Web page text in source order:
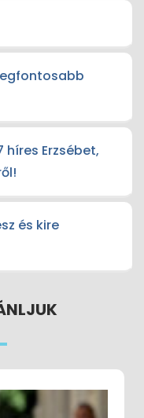
híres Erzsébet,
és kire